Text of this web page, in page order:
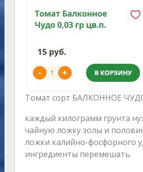
Томат сорт БАЛКОННОЕ
каждый килограмм грунта
чайную ложку золы и
ложки калийно-фосфорного
ингредиенты перемешать.